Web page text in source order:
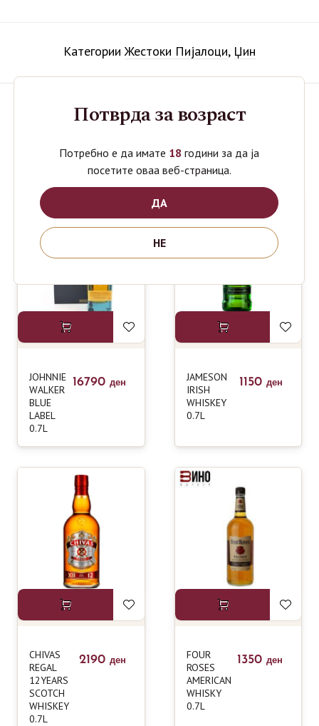
КатегорииЖестоки Пијалоци, Џин
JOHNNIE
WALKER
BLUE
LABEL
0.7L
16790 ден
JAMESON
IRISH
WHISKEY
0.7L
1150 ден
CHIVAS
REGAL
12YEARS
SCOTCH
WHISKEY
0.7L
2190 ден
FOUR
ROSES
AMERICAN
WHISKY
0.7L
1350 ден
Потврда за возраст
Потребно е да имате 18 години за да ја
посетите оваа веб-страница.
ДА
НЕ